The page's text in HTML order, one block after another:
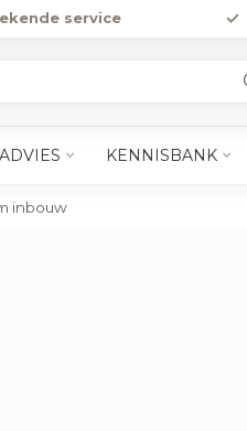
service
ADVIES KENNISBANK
inbouw